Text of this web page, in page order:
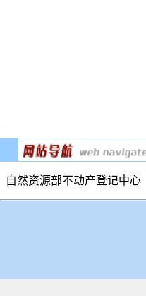
自然资源部不动产登记中心